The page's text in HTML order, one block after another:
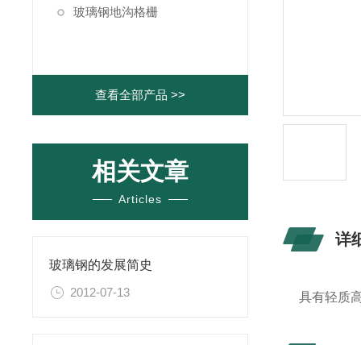
玻璃钢地沟格栅
查看全部产品 >>
相关文章
Articles
玻璃钢的发展简史
2012-07-13
详
具有轻质